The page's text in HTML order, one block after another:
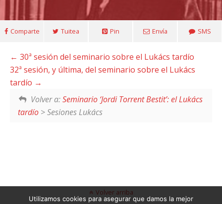
Comparte Tuitea Pin Envía SMS
30ª sesión del seminario sobre el Lukács tardío
32ª sesión, y última, del seminario sobre el Lukács
tardío
Volver a:Seminario ‘Jordi Torrent Bestit’: el Lukács
tardío > Sesiones Lukács
Volver arriba
Utilizamos cookies para asegurar que damos la mejor